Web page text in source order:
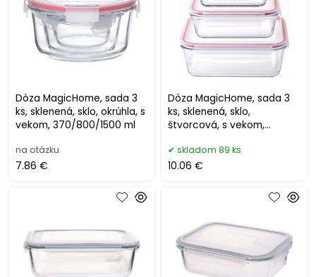
Dóza MagicHome, sada 3
ks, sklenená, sklo, okrúhla, s
vekom, 370/800/1500 ml
na otázku
7.86 €
Dóza MagicHome, sada 3
ks, sklenená, sklo,
štvorcová, s vekom,
skladom 89 ks
10.06 €